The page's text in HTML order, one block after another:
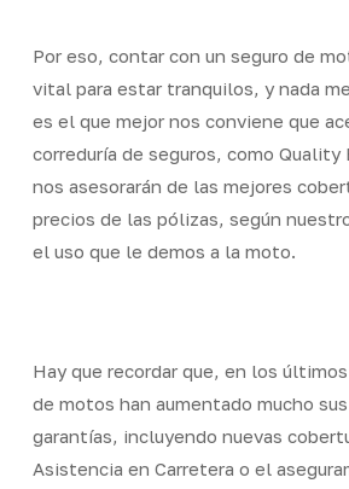
Por eso, contar con un seguro de
vital para estar tranquilos, y nada
es el que mejor nos conviene que
correduría de seguros, como Quality
nos asesorarán de las mejores
precios de las pólizas, según
el uso que le demos a la moto.
Hay que recordar que, en los
de motos han aumentado mucho
garantías, incluyendo nuevas
Asistencia en Carretera o el